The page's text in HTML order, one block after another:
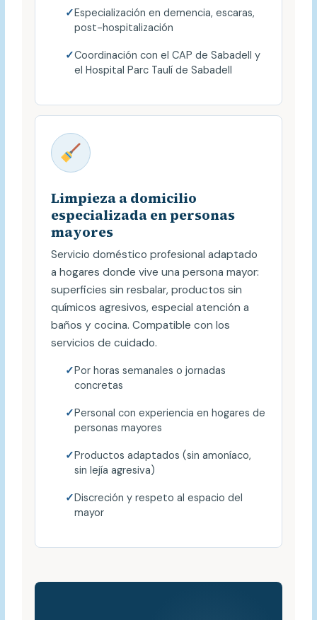
Especialización en demencia, escaras,
post-hospitalización
Coordinación con el CAP de Sabadell y
el Hospital Parc Taulí de Sabadell
Limpieza a domicilio
especializada en personas
mayores
Servicio doméstico profesional adaptado
a hogares donde vive una persona mayor:
superficies sin resbalar, productos sin
químicos agresivos, especial atención a
baños y cocina. Compatible con los
servicios de cuidado.
Por horas semanales o jornadas
concretas
Personal con experiencia en hogares de
personas mayores
Productos adaptados (sin amoníaco,
sin lejía agresiva)
Discreción y respeto al espacio del
mayor